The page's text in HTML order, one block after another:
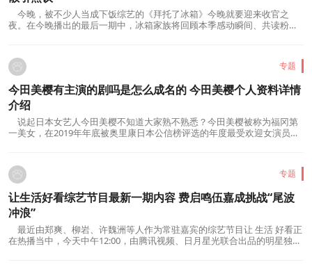
今晚，被不少人当成下饭综艺的《拜托了冰箱》今晚就要迎来收官之
夜。在今晚播出的最后一期中，冰箱家族将回顾本季感动瞬间、共读粉丝
专题
今田美樱有主演的剧吗是怎么成名的 今田美樱个人资料详情
介绍
说起日本女艺人今田美樱不知道大家熟不熟悉？今田美樱被称为福冈第
一美女，在2019年年底被奥里康日本公信榜评选的年度最受欢迎女演员中
专题
让生活好看综艺节目最新一期内容 费启鸣伍嘉成挑战“尾波
冲浪”
最近由郑爽、柳岩、许魏洲等人作为常驻嘉宾的综艺节目让 生活 好看正
在热播当中，今天中午12:00，由腾讯视频、日月星光联合出品的明星独居